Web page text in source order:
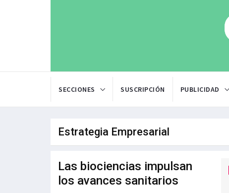
SECCIONES SUSCRIPCIÓN PUBLICIDAD
Estrategia Empresarial
Las biociencias impulsan
los avances sanitarios